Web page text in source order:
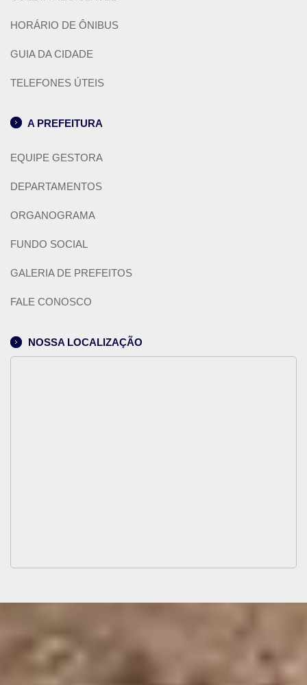
HORÁRIO DE ÔNIBUS
GUIA DA CIDADE
TELEFONES ÚTEIS
A PREFEITURA
EQUIPE GESTORA
DEPARTAMENTOS
ORGANOGRAMA
FUNDO SOCIAL
GALERIA DE PREFEITOS
FALE CONOSCO
NOSSA LOCALIZAÇÃO